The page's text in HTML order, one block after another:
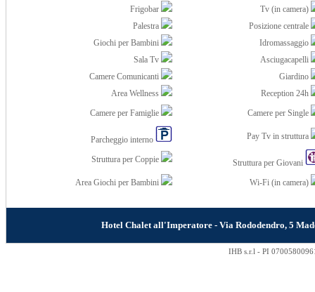
Frigobar
Tv (in camera)
Palestra
Posizione centrale
Giochi per Bambini
Idromassaggio
Sala Tv
Asciugacapelli
Camere Comunicanti
Giardino
Area Wellness
Reception 24h
Camere per Famiglie
Camere per Single
Parcheggio interno Pay Tv in struttura
Struttura per Coppie
Struttura per Giovani
Area Giochi per Bambini
Wi-Fi (in camera)
Hotel Chalet all'Imperatore - Via Rododendro, 5
IHB s.r.l - PI